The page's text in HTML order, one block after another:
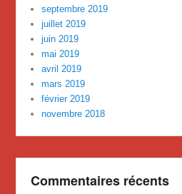
septembre 2019
juillet 2019
juin 2019
mai 2019
avril 2019
mars 2019
février 2019
novembre 2018
Commentaires récents